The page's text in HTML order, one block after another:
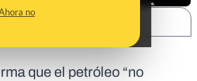
no
que el petróleo “no